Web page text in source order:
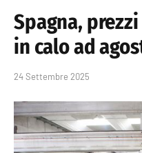
Spagna,
in calo ad
24 Settembre 2025